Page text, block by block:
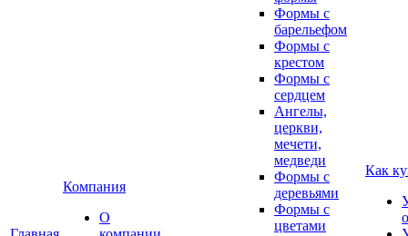
Компания
О
Формы с
барельефом
Формы с
крестом
Формы с
сердцем
Ангелы,
церкви,
мечети,
медведи
Формы с
деревьями
Формы с
цветами
Как